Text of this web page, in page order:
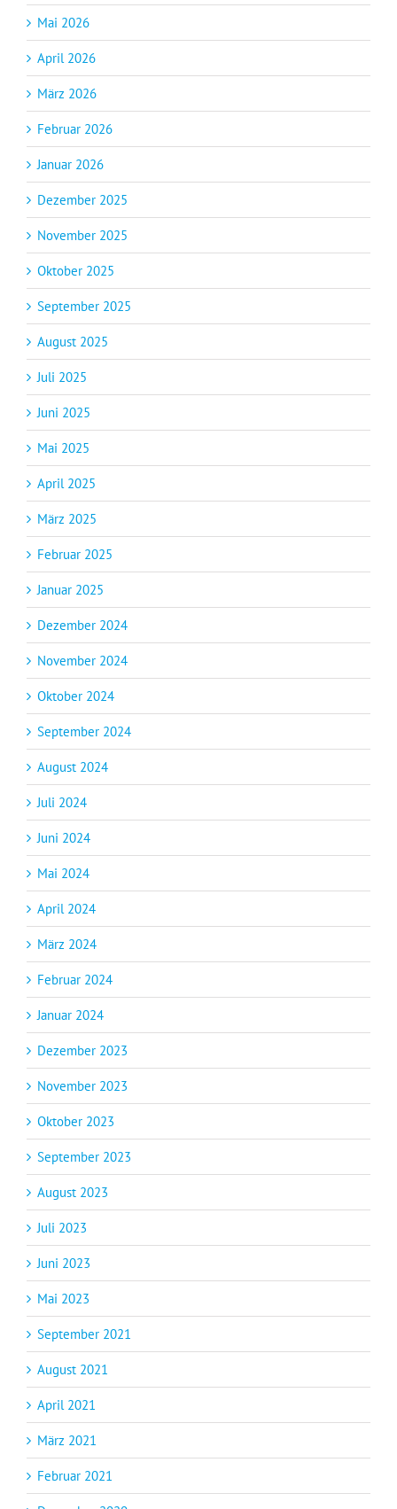
Mai 2026
April 2026
März 2026
Februar 2026
Januar 2026
Dezember 2025
November 2025
Oktober 2025
September 2025
August 2025
Juli 2025
Juni 2025
Mai 2025
April 2025
März 2025
Februar 2025
Januar 2025
Dezember 2024
November 2024
Oktober 2024
September 2024
August 2024
Juli 2024
Juni 2024
Mai 2024
April 2024
März 2024
Februar 2024
Januar 2024
Dezember 2023
November 2023
Oktober 2023
September 2023
August 2023
Juli 2023
Juni 2023
Mai 2023
September 2021
August 2021
April 2021
März 2021
Februar 2021